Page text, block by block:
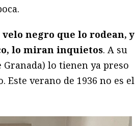
negro que lo rodean, y
lo miran inquietos. A su
lo tienen ya preso
verano de 1936 no es el